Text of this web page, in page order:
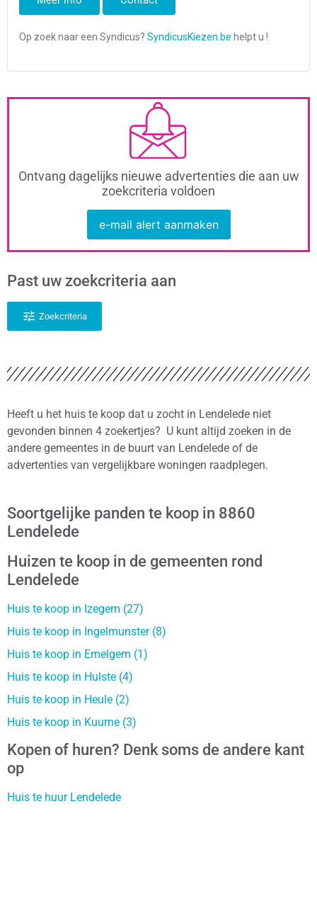
Ontvang dagelijks nieuwe advertenties die aan uw
zoekcriteria voldoen
e-mail alert aanmaken
Past uw zoekcriteria aan
Zoekcriteria
Heeft u het huis te koop dat u zocht in Lendelede niet
gevonden binnen 4 zoekertjes? U kunt altijd zoeken in de
andere gemeentes in de buurt van Lendelede of de
advertenties van vergelijkbare woningen raadplegen.
Soortgelijke panden te koop in 8860
Lendelede
Huizen te koop in de gemeenten rond
Lendelede
Huis te koop in Izegem (27)
Huis te koop in Ingelmunster (8)
Huis te koop in Emelgem (1)
Huis te koop in Hulste (4)
Huis te koop in Heule (2)
Huis te koop in Kuurne (3)
Kopen of huren? Denk soms de andere kant
op
Huis te huur Lendelede